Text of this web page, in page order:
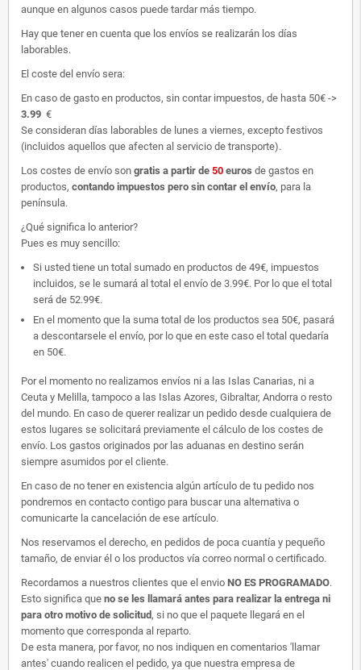
aunque en algunos casos puede tardar más tiempo.
Hay que tener en cuenta que los envíos se realizarán los días
laborables.
El coste del envío sera:
En caso de gasto en productos, sin contar impuestos, de hasta 50€ ->
3.99 €
Se consideran días laborables de lunes a viernes, excepto festivos
(incluidos aquellos que afecten al servicio de transporte).
Los costes de envío son gratis a partir de 50 euros de gastos en
productos, contando impuestos pero sin contar el envío, para la
península.
¿Qué significa lo anterior?
Pues es muy sencillo:
Si usted tiene un total sumado en productos de 49€, impuestos
incluidos, se le sumará al total el envío de 3.99€. Por lo que el total
será de 52.99€.
En el momento que la suma total de los productos sea 50€, pasará
a descontarsele el envío, por lo que en este caso el total quedaría
en 50€.
Por el momento no realizamos envíos ni a las Islas Canarias, ni a
Ceuta y Melilla, tampoco a las Islas Azores, Gibraltar, Andorra o resto
del mundo. En caso de querer realizar un pedido desde cualquiera de
estos lugares se solicitará previamente el cálculo de los costes de
envío. Los gastos originados por las aduanas en destino serán
siempre asumidos por el cliente.
En caso de no tener en existencia algún artículo de tu pedido nos
pondremos en contacto contigo para buscar una alternativa o
comunicarte la cancelación de ese artículo.
Nos reservamos el derecho, en pedidos de poca cuantía y pequeño
tamaño, de enviar él o los productos vía correo normal o certificado.
Recordamos a nuestros clientes que el envio NO ES PROGRAMADO.
Esto significa que no se les llamará antes para realizar la entrega ni
para otro motivo de solicitud, si no que el paquete llegará en el
momento que corresponda al reparto.
De esta manera, por favor, no nos indiquen en comentarios 'llamar
antes' cuando realicen el pedido, ya que nuestra empresa de